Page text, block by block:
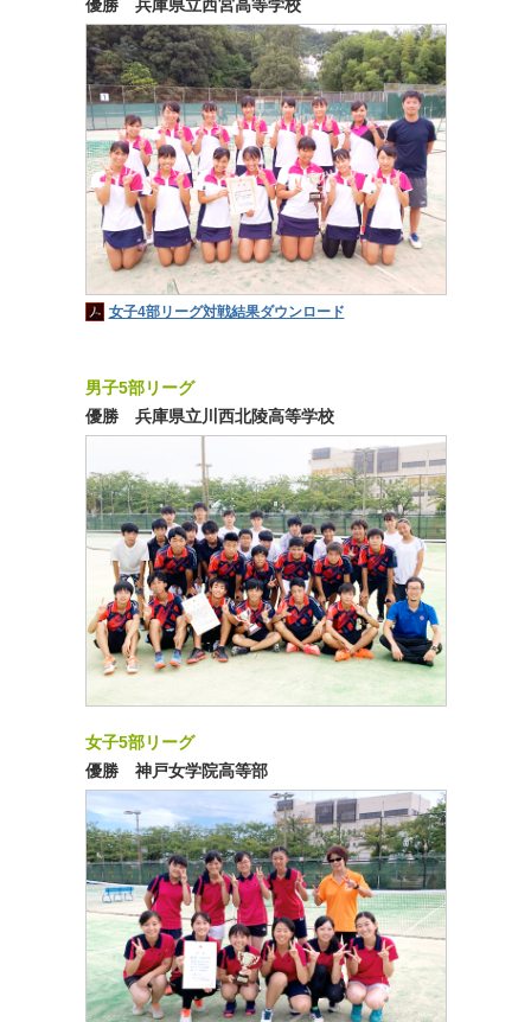
優勝 兵庫県立西宮高等学校
女子4部リーグ対戦結果ダウンロード
男子5部リーグ
優勝 兵庫県立川西北陵高等学校
女子5部リーグ
優勝 神戸女学院高等部